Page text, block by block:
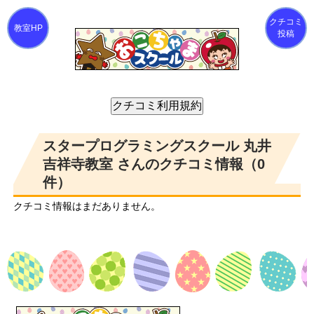
クチコミ
投稿
スタープログラミングスクール 丸井
吉祥寺教室 さんのクチコミ情報（0
件）
クチコミ情報はまだありません。